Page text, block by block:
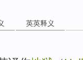
英英释义